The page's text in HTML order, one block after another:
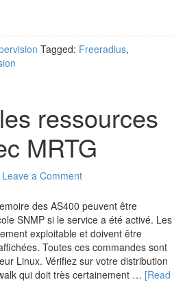
Tagged: Freeradius,
ressources
MRTG
Leave a Comment
des AS400 peuvent être
SNMP si le service a été activé. Les
exploitable et doivent être
Toutes ces commandes sont
Linux. Vérifiez sur votre distribution
qui doit très certainement … [Read